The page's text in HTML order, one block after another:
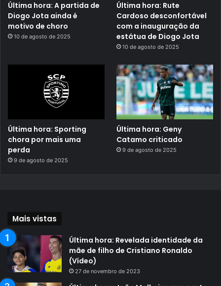
Última hora: A partida de
Diogo Jota ainda é
motivo de choro
10 de agosto de 2025
Última hora: Rute
Cardoso desconfortável
com a inauguração da
estátua de Diogo Jota
10 de agosto de 2025
Última hora: Sporting
chora por mais uma
perda
9 de agosto de 2025
Última hora: Geny
Catamo criticado
9 de agosto de 2025
Mais vistas
Última hora: Revelada identidade da
mãe de filho de Cristiano Ronaldo
(Vídeo)
27 de novembro de 2023